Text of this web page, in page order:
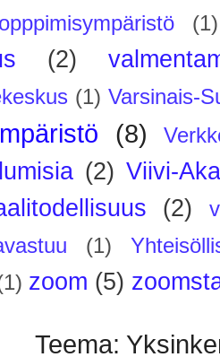
(1)
(2)
(1) Varsinais-
(8)
(2) Viivi-
(2)
(1)
zoom (5)
Teema: